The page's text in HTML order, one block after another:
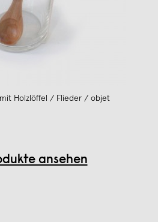
mit Holzlöffel / Flieder / objet
ansehen